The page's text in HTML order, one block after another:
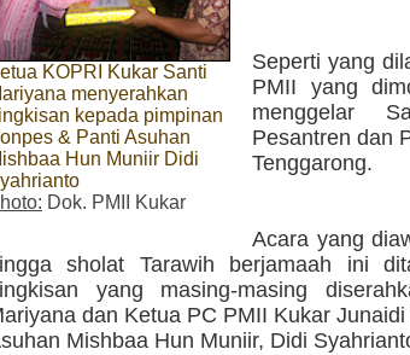
KOPRI Kukar Santi
menyerahkan
kepada pimpinan
& Panti Asuhan
Hun Muniir Didi
Dok. PMII Kukar
Seperti yang
PMII yang
menggelar
Pesantren dan
Tenggarong.
Acara yang
sholat Tarawih berjamaah ini
yang masing-masing
dan Ketua PC PMII Kukar
Mishbaa Hun Muniir, Didi